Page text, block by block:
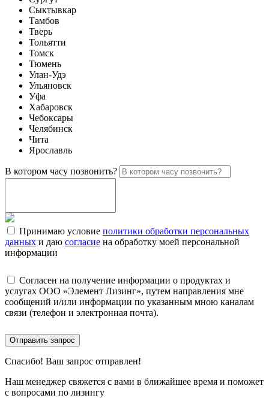
Сыктывкар
Тамбов
Тверь
Тольятти
Томск
Тюмень
Улан-Удэ
Ульяновск
Уфа
Хабаровск
Чебоксары
Челябинск
Чита
Ярославль
В котором часу позвонить?
Принимаю условие политики обработки персональных
данных и даю согласие на обработку моей персональной
информации
Согласен на получение информации о продуктах и
услугах ООО «Элемент Лизинг», путем направления мне
сообщений и/или информации по указанным мною каналам
связи (телефон и электронная почта).
Отправить запрос
Спасибо! Ваш запрос отправлен!
Наш менеджер свяжется с вами в ближайшее время и поможет
с вопросами по лизингу